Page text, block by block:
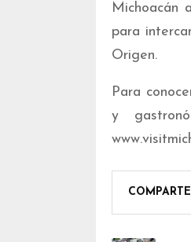
Michoacán
para
Origen.
Para
y